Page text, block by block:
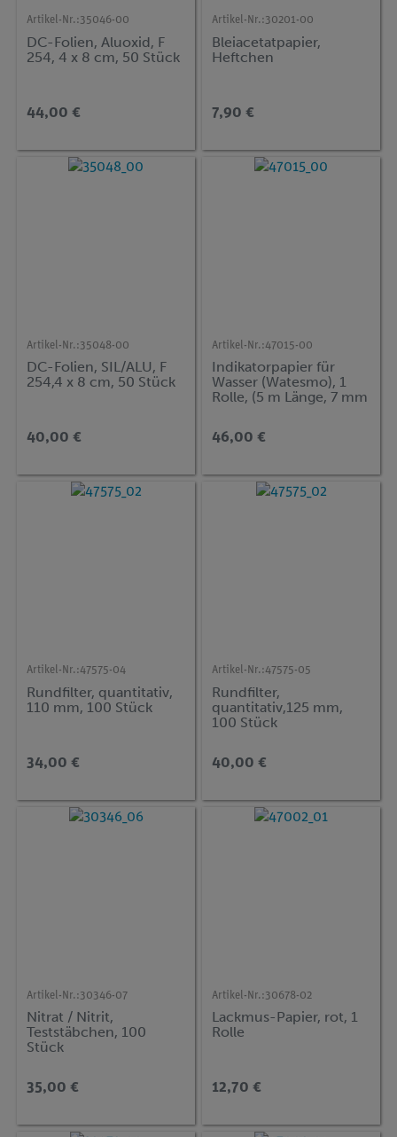
Artikel-Nr.:35046-00
DC-Folien, Aluoxid, F
254, 4 x 8 cm, 50 Stück
44,00 €
Artikel-Nr.:30201-00
Bleiacetatpapier,
Heftchen
7,90 €
Artikel-Nr.:35048-00
DC-Folien, SIL/ALU, F
254,4 x 8 cm, 50 Stück
40,00 €
Artikel-Nr.:47015-00
Indikatorpapier für
Wasser (Watesmo), 1
Rolle, (5 m Länge, 7 mm
46,00 €
Artikel-Nr.:47575-04
Rundfilter, quantitativ,
110 mm, 100 Stück
34,00 €
Artikel-Nr.:47575-05
Rundfilter,
quantitativ,125 mm,
100 Stück
40,00 €
Artikel-Nr.:30346-07
Nitrat / Nitrit,
Teststäbchen, 100
Stück
35,00 €
Artikel-Nr.:30678-02
Lackmus-Papier, rot, 1
Rolle
12,70 €